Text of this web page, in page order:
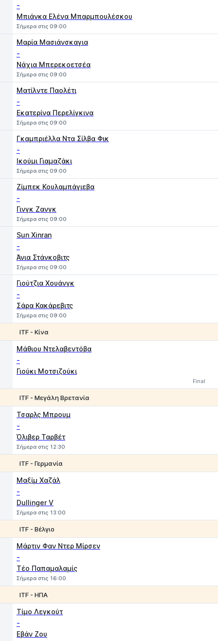
-
Μπιάνκα Ελένα Μπαρμπουλέσκου
Σήμερα στις 09:00
Μαρία Μασιάνσκαγια
-
Νάχια Μπερεκοετσέα
Σήμερα στις 09:00
Ματίλντε Παολέτι
-
Εκατερίνα Περελίγκινα
Σήμερα στις 09:00
Γκαμπριέλλα Ντα Σίλβα Φικ
-
Ικούμι Γιαμαζάκι
Σήμερα στις 09:00
Ζίμπεκ Κουλαμπάγιεβα
-
Γινγκ Ζανγκ
Σήμερα στις 09:00
Sun Xinran
-
Άνια Στάνκοβιτς
Σήμερα στις 09:00
Γιούτζια Χουάνγκ
-
Σάρα Κακάρεβιτς
Σήμερα στις 09:00
ITF - Κίνα
Μάθιου Ντελαβεντόβα
-
Γιούκι Μοτσιζούκι
Final
ITF - Μεγάλη Βρετανία
Τσαρλς Μπρουμ
-
Όλιβερ Ταρβέτ
Σήμερα στις 12:30
ITF - Γερμανία
Μαξίμ Χαζάλ
-
Dullinger V
Σήμερα στις 13:00
ITF - Βέλγιο
Μάρτιν Φαν Ντερ Μίρσεν
-
Τέο Παπαμαλαμίς
Σήμερα στις 16:00
ITF - ΗΠΑ
Τίμο Λεγκούτ
-
Εβάν Ζου